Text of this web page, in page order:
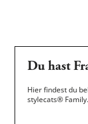
Du hast
Hier findest du
stylecats® Family.